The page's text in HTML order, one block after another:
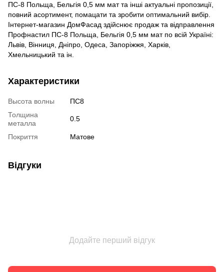
ПС-8 Польща, Бельгія 0,5 мм мат та інші актуальні пропозиції,
повний асортимент, помацати та зробити оптимальний вибір.
Інтернет-магазин ДомФасад здійснює продаж та відправлення
Профнастил ПС-8 Польща, Бельгія 0,5 мм мат по всій Україні:
Львів, Вінниця, Дніпро, Одеса, Запоріжжя, Харків,
Хмельницький та ін.
Характеристики
Высота волны
ПС8
Толщина
металла
0.5
Покриття Матове
Відгуки
Додайте перший відгук